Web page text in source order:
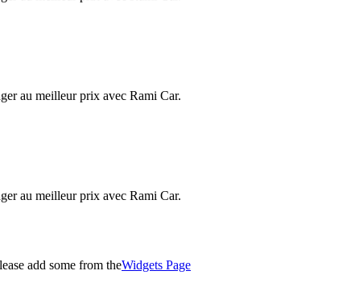
au meilleur prix avec Rami Car.
au meilleur prix avec Rami Car.
add some from theWidgets Page